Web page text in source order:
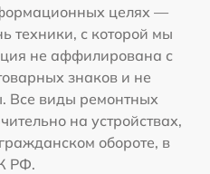
целях —
техники, с которой мы
не аффилирована с
знаков и не
Все виды ремонтных
на устройствах,
обороте, в
РФ.